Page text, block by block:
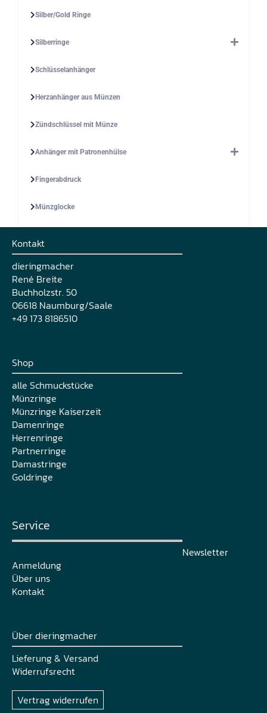
Silber/Gold Ringe
Silberringe
Schlüsselanhänger
Herzanhänger aus Münzen
Zündschlüssel mit Münze
Anhänger mit Patronenhülse
Fingerabdruck
Münzglocke
Kontakt
dieringmacher
René Breite
Buchholzstr. 50
06618 Naumburg/Saale
+49 173 8186510
Shop
alle Schmuckstücke
Münzringe
Münzringe Kaiserzeit
Damenringe
Herrenringe
Partnerringe
Damastringe
Goldringe
Service
Newsletter
Anmeldung
Über uns
Kontakt
Über dieringmacher
Lieferung & Versand
Widerrufsrecht
Vertrag widerrufen